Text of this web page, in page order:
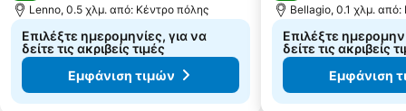
Lenno, 0.5 χλμ. από: Κέντρο πόλης
Επιλέξτε ημερομηνίες, για να
δείτε τις ακριβείς τιμές
Εμφάνιση τιμών
Bellagio, 0.1 χλμ. από:
Επιλέξτε
δείτε τις ακριβείς
Εμφάνιση